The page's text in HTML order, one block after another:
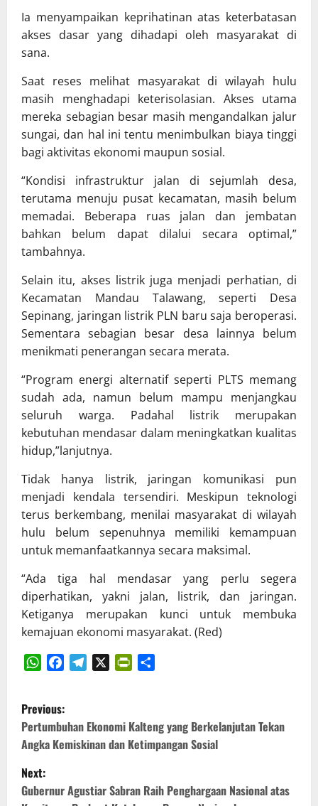
Ia menyampaikan keprihatinan atas keterbatasan
akses dasar yang dihadapi oleh masyarakat di
sana.
Saat reses melihat masyarakat di wilayah hulu
masih menghadapi keterisolasian. Akses utama
mereka sebagian besar masih mengandalkan jalur
sungai, dan hal ini tentu menimbulkan biaya tinggi
bagi aktivitas ekonomi maupun sosial.
“Kondisi infrastruktur jalan di sejumlah desa,
terutama menuju pusat kecamatan, masih belum
memadai. Beberapa ruas jalan dan jembatan
bahkan belum dapat dilalui secara optimal,”
tambahnya.
Selain itu, akses listrik juga menjadi perhatian, di
Kecamatan Mandau Talawang, seperti Desa
Sepinang, jaringan listrik PLN baru saja beroperasi.
Sementara sebagian besar desa lainnya belum
menikmati penerangan secara merata.
“Program energi alternatif seperti PLTS memang
sudah ada, namun belum mampu menjangkau
seluruh warga. Padahal listrik merupakan
kebutuhan mendasar dalam meningkatkan kualitas
hidup,”lanjutnya.
Tidak hanya listrik, jaringan komunikasi pun
menjadi kendala tersendiri. Meskipun teknologi
terus berkembang, menilai masyarakat di wilayah
hulu belum sepenuhnya memiliki kemampuan
untuk memanfaatkannya secara maksimal.
“Ada tiga hal mendasar yang perlu segera
diperhatikan, yakni jalan, listrik, dan jaringan.
Ketiganya merupakan kunci untuk membuka
kemajuan ekonomi masyarakat. (Red)
P
o
s
t
Previous:
Pertumbuhan Ekonomi Kalteng yang Berkelanjutan Tekan
Angka Kemiskinan dan Ketimpangan Sosial
Next:
Gubernur Agustiar Sabran Raih Penghargaan Nasional atas